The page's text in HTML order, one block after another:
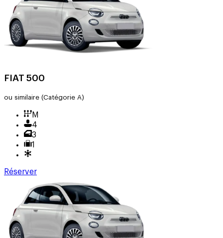
FIAT 500
ou similaire (Catégorie A)
M
4
3
1
Réserver